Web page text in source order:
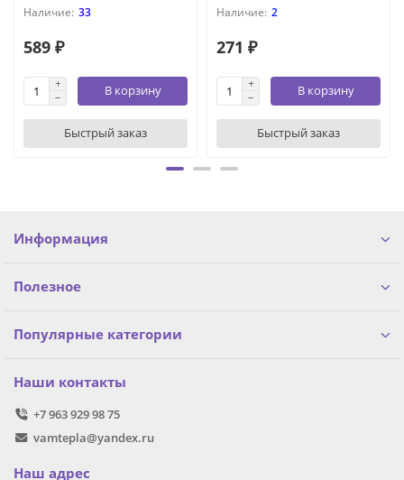
33
589 ₽
В корзину
Быстрый заказ
2
271 ₽
В корзину
Быстрый заказ
Информация
Полезное
Популярные категории
Наши контакты
+7 963 929 98 75
vamtepla@yandex.ru
Наш адрес